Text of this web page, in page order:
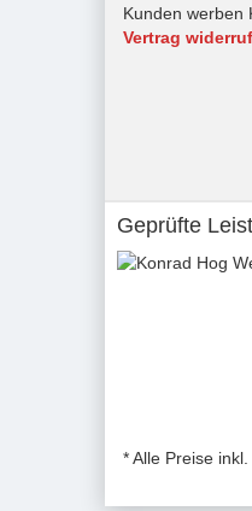
Kunden werben
Vertrag
Geprüfte
* Alle Preise